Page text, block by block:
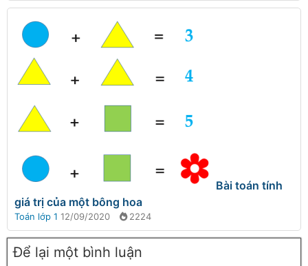
Bài toán tính
giá trị của một bông hoa
Toán lớp 1 12/09/2020 2224
Để lại một bình luận